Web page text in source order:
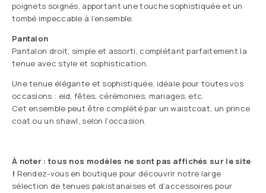
poignets soignés, apportant une touche sophistiquée et un
tombé impeccable à l’ensemble.
Pantalon
Pantalon droit, simple et assorti, complétant parfaitement la
tenue avec style et sophistication.
Une tenue élégante et sophistiquée, idéale pour toutes vos
occasions : eid, fêtes, cérémonies, mariages, etc.
Cet ensemble peut être complété par un waistcoat, un prince
coat ou un shawl, selon l’occasion.
À noter : tous nos modèles ne sont pas affichés sur le site
! Rendez-vous en boutique pour découvrir notre large
sélection de tenues pakistanaises et d’accessoires pour